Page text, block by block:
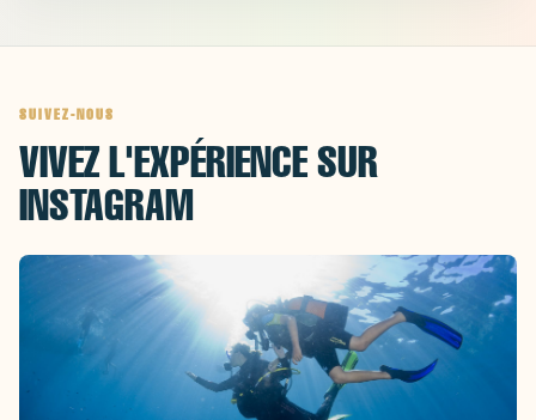
SUIVEZ-NOUS
VIVEZ L'EXPÉRIENCE SUR
INSTAGRAM